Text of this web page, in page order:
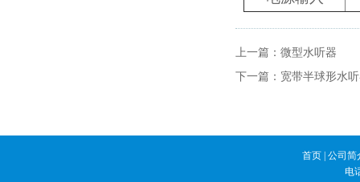
上一篇： 微型水听器
下一篇： 宽带半球形水
首页 公司简
电